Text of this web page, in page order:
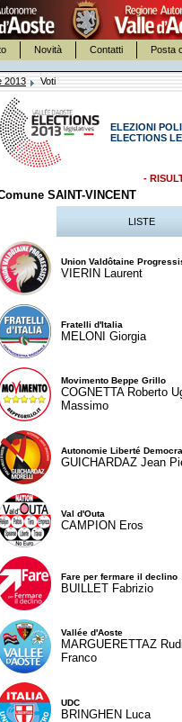
Novità Contatti Posta
2013
Voti
ELEZIONI
ELECTIONS
-
SAINT-VINCENT
LISTE
Union Valdôtaine
VIERIN Laurent
Fratelli d'Italia
MELONI Giorgia
Movimento Beppe Grillo
COGNETTA Roberto
Massimo
Autonomie Liberté
GUICHARDAZ Jean
Val d'Outa
CAMPION Eros
Fare per fermare il declino
BUILLET Fabrizio
Vallée d'Aoste
MARGUERETTAZ
Franco
UDC
BRINGHEN Luca